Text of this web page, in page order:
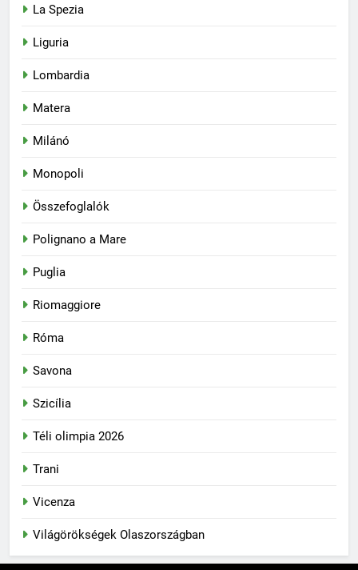
La Spezia
Liguria
Lombardia
Matera
Milánó
Monopoli
Összefoglalók
Polignano a Mare
Puglia
Riomaggiore
Róma
Savona
Szicília
Téli olimpia 2026
Trani
Vicenza
Világörökségek Olaszországban